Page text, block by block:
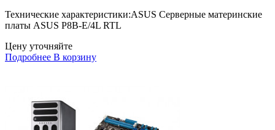
Технические характеристики:ASUS Серверные материнские
платы ASUS P8B-E/4L RTL
Цену уточняйте
Подробнее В корзину